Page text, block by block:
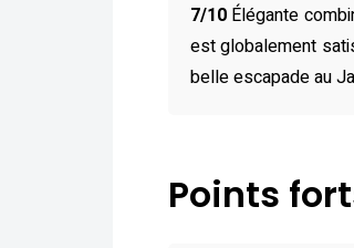
7/10 Élégante
est globalement
belle escapade au
Points